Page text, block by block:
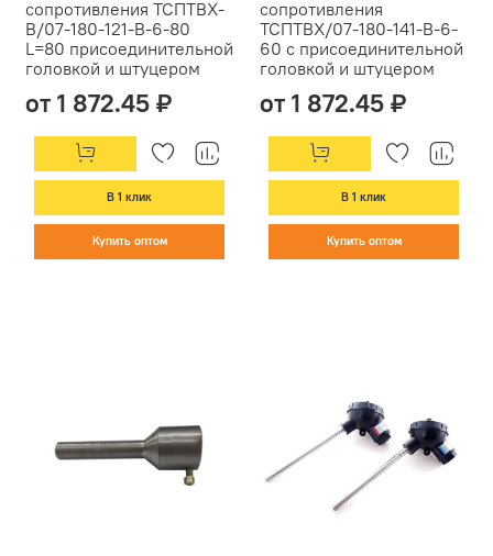
сопротивления ТСПТВХ-
В/07-180-121-В-6-80
L=80 присоединительной
головкой и штуцером
от 1 872.45 ₽
В 1 клик
Купить оптом
сопротивления
ТСПТВХ/07-180-141-В-6-
60 с присоединительной
головкой и штуцером
от 1 872.45 ₽
В 1 клик
Купить оптом